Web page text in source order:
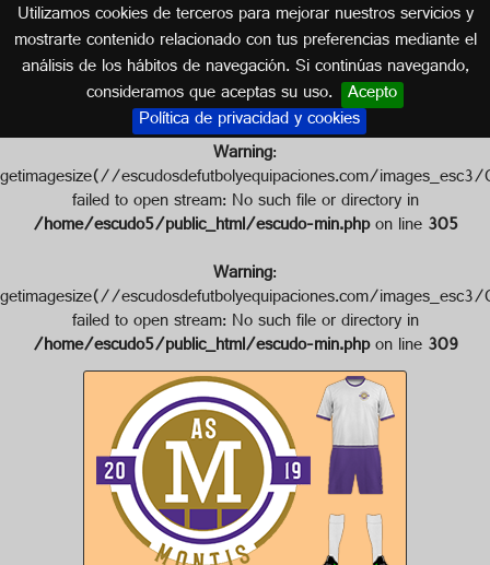
Utilizamos cookies de terceros para mejorar nuestros servicios y
mostrarte contenido relacionado con tus preferencias mediante el
análisis de los hábitos de navegación. Si continúas navegando,
consideramos que aceptas su uso. Acepto
Política de privacidad y cookies
Escudo de A.S. MONTIS
CANADÁ
Warning:
getimagesize(//escudosdefutbolyequipaciones.com/
failed to open stream: No such file or directory in
/home/escudo5/public_html/escudo-min.phpon line305
Warning:
getimagesize(//escudosdefutbolyequipaciones.com/
failed to open stream: No such file or directory in
/home/escudo5/public_html/escudo-min.phpon line309